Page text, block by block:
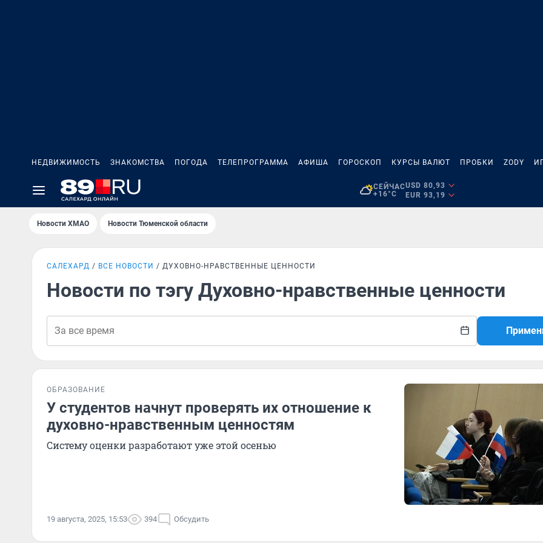
НЕДВИЖИМОСТЬ ЗНАКОМСТВА ПОГОДА ТЕЛЕПРОГРАММА АФИША ГОРОСКОП КУРСЫ ВАЛЮТ ПРОБКИ ZODY
СЕЙЧАС
+16°C
USD 80,93
EUR 93,19
Новости ХМАО Новости Тюменской области
САЛЕХАРД ВСЕ НОВОСТИ ДУХОВНО-НРАВСТВЕННЫЕ ЦЕННОСТИ
Новости по тэгу Духовно-нравственные ценности
ОБРАЗОВАНИЕ
У студентов начнут проверять их отношение к
духовно-нравственным ценностям
Систему оценки разработают уже этой осенью
19 августа, 2025, 15:53 394 Обсудить